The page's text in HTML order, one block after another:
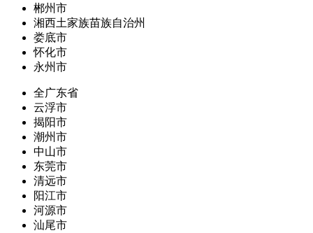
郴州市
湘西土家族苗族自治州
娄底市
怀化市
永州市
全广东省
云浮市
揭阳市
潮州市
中山市
东莞市
清远市
阳江市
河源市
汕尾市